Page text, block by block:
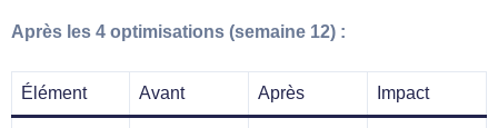
Après les 4 optimisations (semaine 12) :
Élément Avant Après Impact